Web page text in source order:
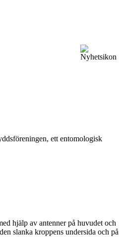
ett entomologisk
hjälp av antenner på huvudet och
slanka kroppens undersida och på